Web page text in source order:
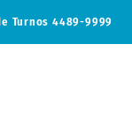
Turnos4489-9999